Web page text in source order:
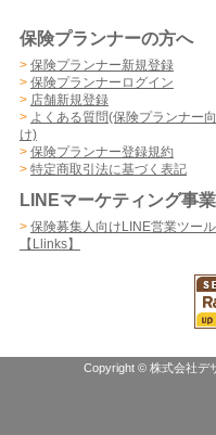
保険プランナーの方へ
> 保険プランナー新規登録
> 保険プランナーログイン
> 店舗新規登録
> よくある質問(保険プランナー向
け)
> 保険プランナー登録規約
> 特定商取引法に基づく表記
LINEマーケティング事業
> 保険募集人向けLINE営業ツール
【Llinks】
Copyright © 株式会社デ